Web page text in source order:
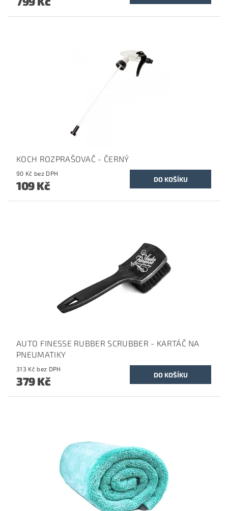
KOCH ROZPRAŠOVAČ - ČERNÝ
90 Kč bez DPH
109 Kč
AUTO FINESSE RUBBER SCRUBBER - KARTÁČ NA
PNEUMATIKY
313 Kč bez DPH
379 Kč